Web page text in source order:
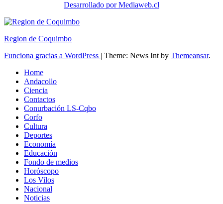
Desarrollado por Mediaweb.cl
Region de Coquimbo
Funciona gracias a WordPress | Theme: News Int by Themeansar.
Home
Andacollo
Ciencia
Contactos
Conurbación LS-Cqbo
Corfo
Cultura
Deportes
Economía
Educación
Fondo de medios
Horóscopo
Los Vilos
Nacional
Noticias